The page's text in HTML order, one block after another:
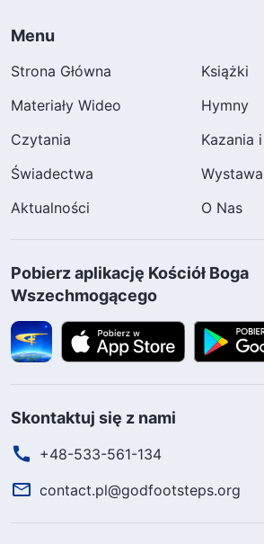
Menu
Strona Główna
Książki
Materiały Wideo
Hymny
Czytania
Kazania
Świadectwa
Aktualności
O Nas
Pobierz aplikację Kościół Boga
Wszechmogącego
Skontaktuj się z nami
+48-533-561-134
contact.pl@godfootsteps.org